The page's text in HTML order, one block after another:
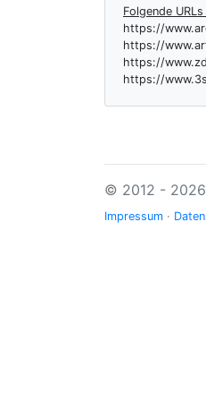
Folgende
https://
https://
https://
https://
© 2012 - 2026
Impressum ·